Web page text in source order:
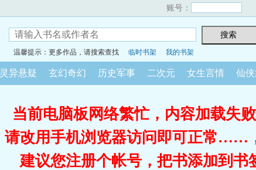
账号：
温馨提示：更多作品，请搜索查找 临时书架 我的书架
灵异悬疑 玄幻奇幻 历史军事 二次元 女生言情 仙
当前电脑板网络繁忙，内容加载失
请改用手机浏览器访问即可正常……
建议您注册个帐号，把书添加到书